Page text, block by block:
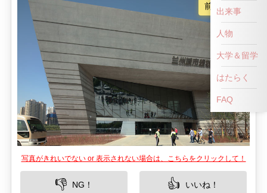
前へ戻る
写真がきれいでない or 表示されない場合は、こちらをクリックして！
👎 NG！ 👍 いいね！
出来事
人物
大学＆留学
はたらく
FAQ